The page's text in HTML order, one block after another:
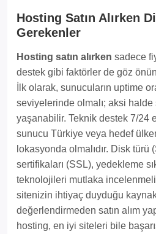
Hosting Satın Alırken
Gerekenler
Hosting satın alırken sadece
destek gibi faktörler de göz
İlk olarak, sunucuların uptime
seviyelerinde olmalı; aksi halde
yaşanabilir. Teknik destek 7/24
sunucu Türkiye veya hedef
lokasyonda olmalıdır. Disk
sertifikaları (SSL), yedekleme
teknolojileri mutlaka
sitenizin ihtiyaç duyduğu
değerlendirmeden satın alım
hosting, en iyi siteleri bile